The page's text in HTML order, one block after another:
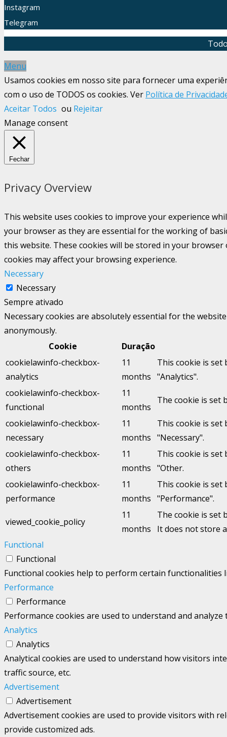
Instagram
Telegram
Menu
Usamos cookies em nosso site para fornecer uma
com o uso de TODOS os cookies. Ver Política de
Aceitar Todos ou Rejeitar
Manage consent
Fechar
Privacy Overview
This website uses cookies to improve your experience
your browser as they are essential for the working of
this website. These cookies will be stored in your
cookies may affect your browsing experience.
Necessary
Necessary
Sempre ativado
Necessary cookies are absolutely essential for the
anonymously.
Cookie
Duração
cookielawinfo-checkbox-
analytics
11
months
This cookie is set
"Analytics".
cookielawinfo-checkbox-
functional
11
months
The cookie is set
cookielawinfo-checkbox-
necessary
11
months
This cookie is set
"Necessary".
cookielawinfo-checkbox-
others
11
months
This cookie is set
"Other.
cookielawinfo-checkbox-
performance
11
months
This cookie is set
"Performance".
viewed_cookie_policy
11
months
The cookie is set
It does not store
Functional
Functional
Functional cookies help to perform certain
Performance
Performance
Performance cookies are used to understand and
Analytics
Analytics
Analytical cookies are used to understand how visitors
traffic source, etc.
Advertisement
Advertisement
Advertisement cookies are used to provide visitors with
provide customized ads.